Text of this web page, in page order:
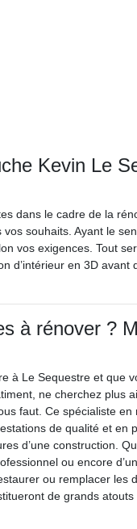
Kevin Le
dans le cadre de la
souhaits. Ayant le
vos exigences. Tout
d’intérieur en 3D avant
à rénover ?
à Le Sequestre et que
ne cherchez plus
faut. Ce spécialiste
de qualité et en
d’une construction.
ou encore
ou remplacer les
de grands atouts